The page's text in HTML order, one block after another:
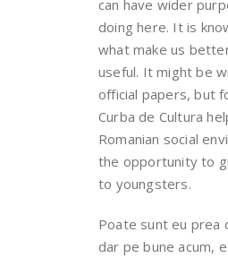
can have wider
doing here. It is
what make us
useful. It might be
official papers, but
Curba de Cultura
Romanian social
the opportunity to
to youngsters.
Poate sunt eu prea
dar pe bune acum,